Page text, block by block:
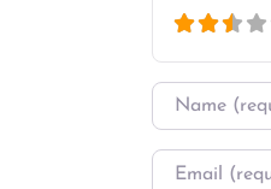
Name
Email